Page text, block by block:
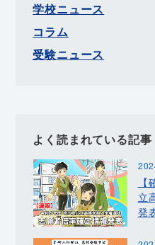
学校ニュース
コラム
受験ニュース
よく読まれている記事
立
発